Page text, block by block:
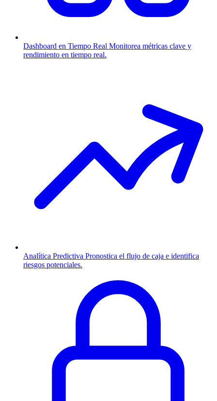
Dashboard en Tiempo Real Monitorea métricas clave y
rendimiento en tiempo real.
Analítica Predictiva Pronostica el flujo de caja e identifica
riesgos potenciales.